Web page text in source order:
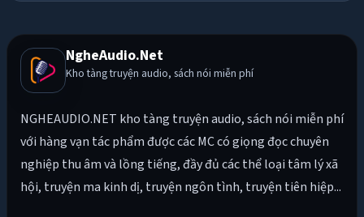
NgheAudio.Net
Kho tàng truyện audio, sách nói miễn phí
NGHEAUDIO.NET kho tàng truyện audio, sách nói miễn phí
với hàng vạn tác phẩm được các MC có giọng đọc chuyên
nghiệp thu âm và lồng tiếng, đầy đủ các thể loại tâm lý xã
hội, truyện ma kinh dị, truyện ngôn tình, truyện tiên hiệp...